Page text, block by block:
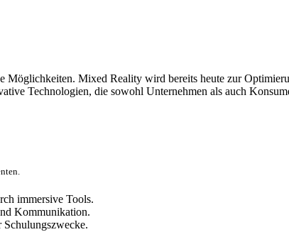
Mixed Reality wird bereits heute zur
Technologien, die sowohl Unternehmen als auch
immersive Tools.
Kommunikation.
Schulungszwecke.